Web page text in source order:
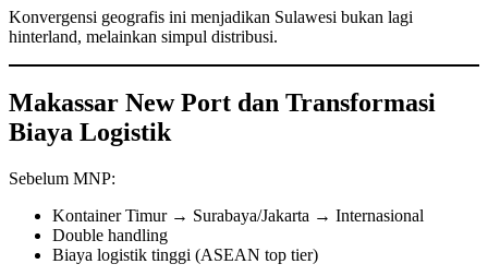
Konvergensi geografis ini menjadikan Sulawesi bukan lagi
hinterland, melainkan simpul distribusi.
Makassar New Port dan Transformasi
Biaya Logistik
Sebelum MNP:
Kontainer Timur → Surabaya/Jakarta → Internasional
Double handling
Biaya logistik tinggi (ASEAN top tier)